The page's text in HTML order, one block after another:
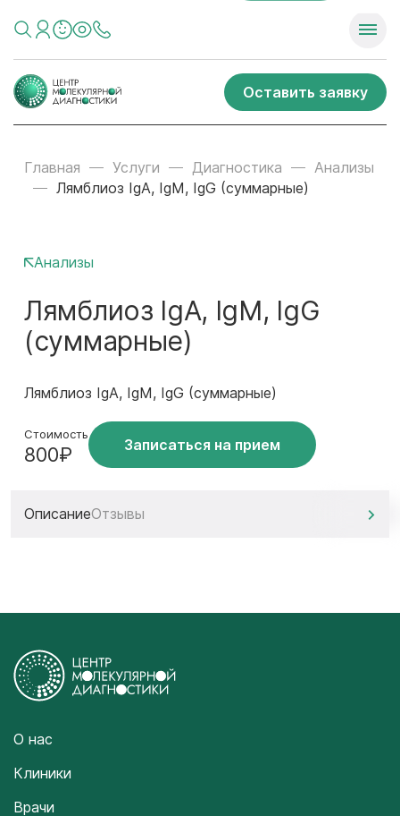
Оставить заявку
Главная Услуги Диагностика
Анализы
Лямблиоз IgA, IgM, IgG (суммарные)
Анализы
Лямблиоз IgA, IgM, IgG
(суммарные)
Лямблиоз IgA, IgM, IgG (суммарные)
Стоимость
800₽ Записаться на прием
ОписаниеОтзывы
О нас
Клиники
Врачи